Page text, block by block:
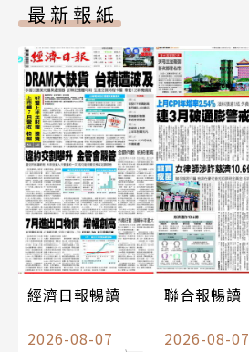
最新報紙
經濟日報暢讀
2026-08-07
聯合報暢讀
2026-08-07